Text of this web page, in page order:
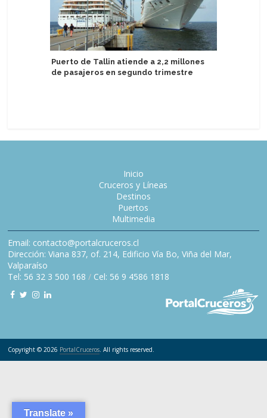
Puerto de Tallin atiende a 2,2 millones
de pasajeros en segundo trimestre
Inicio
Cruceros y Líneas
Destinos
Puertos
Multimedia
Email: contacto@portalcruceros.cl
Dirección: Viana 837, of. 214, Edificio Vía Bo, Viña del Mar,
Valparaíso
Tel: 56 32 3 500 168 / Cel: 56 9 4586 1818
Copyright © 2026 PortalCruceros. All rights reserved.
Translate »